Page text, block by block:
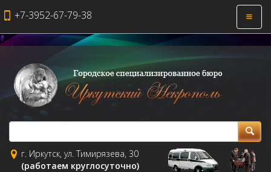
+7-3952-67-79-38
г. Иркутск, ул. Тимирязева, 30
(работаем круглосуточно)